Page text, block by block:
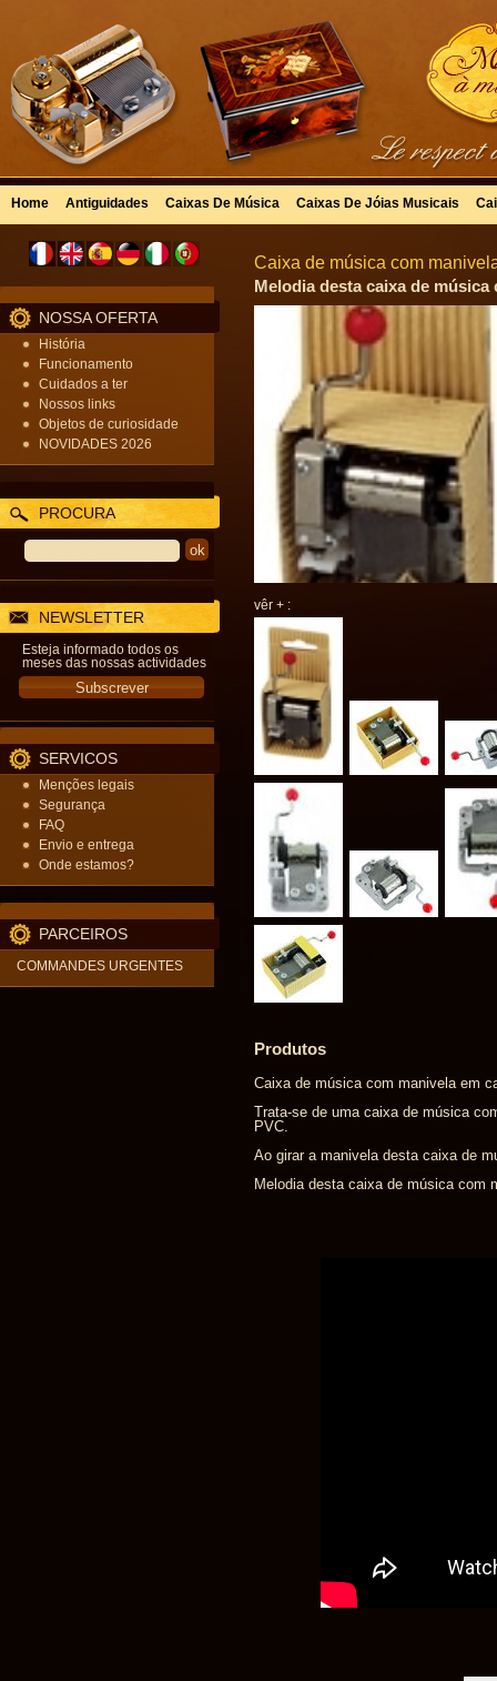
Home Antiguidades Caixas De Música Caixas De Jóias Musicais
NOSSA OFERTA
História
Funcionamento
Cuidados a ter
Nossos links
Objetos de curiosidade
NOVIDADES 2026
PROCURA
NEWSLETTER
Esteja informado todos os
meses das nossas actividades
SERVICOS
Menções legais
Segurança
FAQ
Envio e entrega
Onde estamos?
PARCEIROS
COMMANDES URGENTES
Caixa de música com
Melodia desta caixa de
vêr + :
Produtos
Caixa de música com manivela em
Trata-se de uma caixa de música
PVC.
Ao girar a manivela desta caixa de
Melodia desta caixa de música com